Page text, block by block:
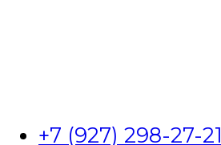
+7 (927) 298-27-21